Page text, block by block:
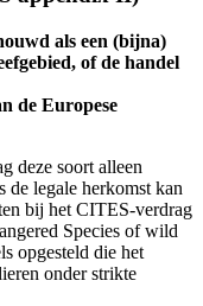
als een (bijna)
of de handel
de Europese
deze soort alleen
de legale herkomst kan
bij het CITES-verdrag
Species of wild
opgesteld die het
onder strikte